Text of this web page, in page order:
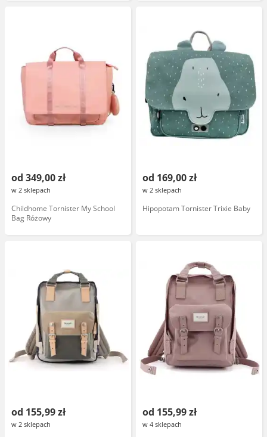
od 349,00 zł
w 2 sklepach
Childhome Tornister My School
Bag Różowy
od 169,00 zł
w 2 sklepach
Hipopotam Tornister Trixie Baby
od 155,99 zł
w 2 sklepach
od 155,99 zł
w 4 sklepach